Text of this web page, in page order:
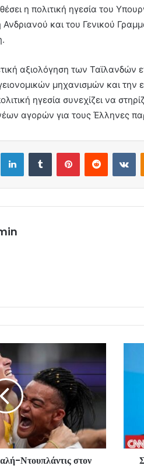
η πολιτική ηγεσία του
και του Γενικού
αξιολόγηση των Ταϊλανδών
μηχανισμών και την
ηγεσία συνεχίζει να
αγορών για τους Έλληνες
LinkedInTumblr PinterestReddit
Ντουπλάντις στον